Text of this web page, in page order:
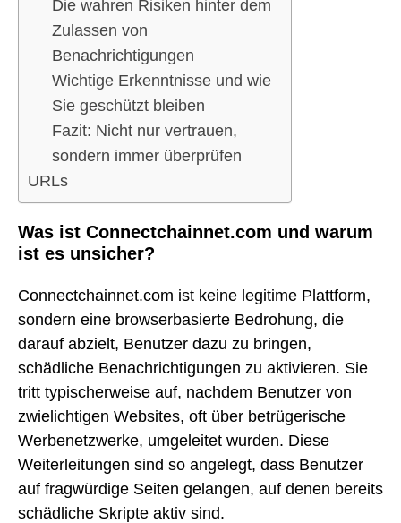
Die wahren Risiken hinter dem
Zulassen von
Benachrichtigungen
Wichtige Erkenntnisse und wie
Sie geschützt bleiben
Fazit: Nicht nur vertrauen,
sondern immer überprüfen
URLs
Was ist Connectchainnet.com und warum
ist es unsicher?
Connectchainnet.com ist keine legitime Plattform,
sondern eine browserbasierte Bedrohung, die
darauf abzielt, Benutzer dazu zu bringen,
schädliche Benachrichtigungen zu aktivieren. Sie
tritt typischerweise auf, nachdem Benutzer von
zwielichtigen Websites, oft über betrügerische
Werbenetzwerke, umgeleitet wurden. Diese
Weiterleitungen sind so angelegt, dass Benutzer
auf fragwürdige Seiten gelangen, auf denen bereits
schädliche Skripte aktiv sind.